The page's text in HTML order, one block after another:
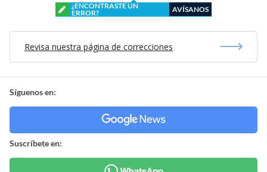
¿ENCONTRASTE UN
ERROR?
AVÍSANOS
Revisa nuestra página de correcciones
Síguenos en:
Suscríbete en: